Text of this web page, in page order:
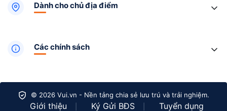
Dành cho chủ địa điểm
Các chính sách
© 2026 Vui.vn - Nền tảng chia sẻ lưu trú và trải nghiệm.
Giới thiệu Ký Gửi BĐS Tuyển dụng